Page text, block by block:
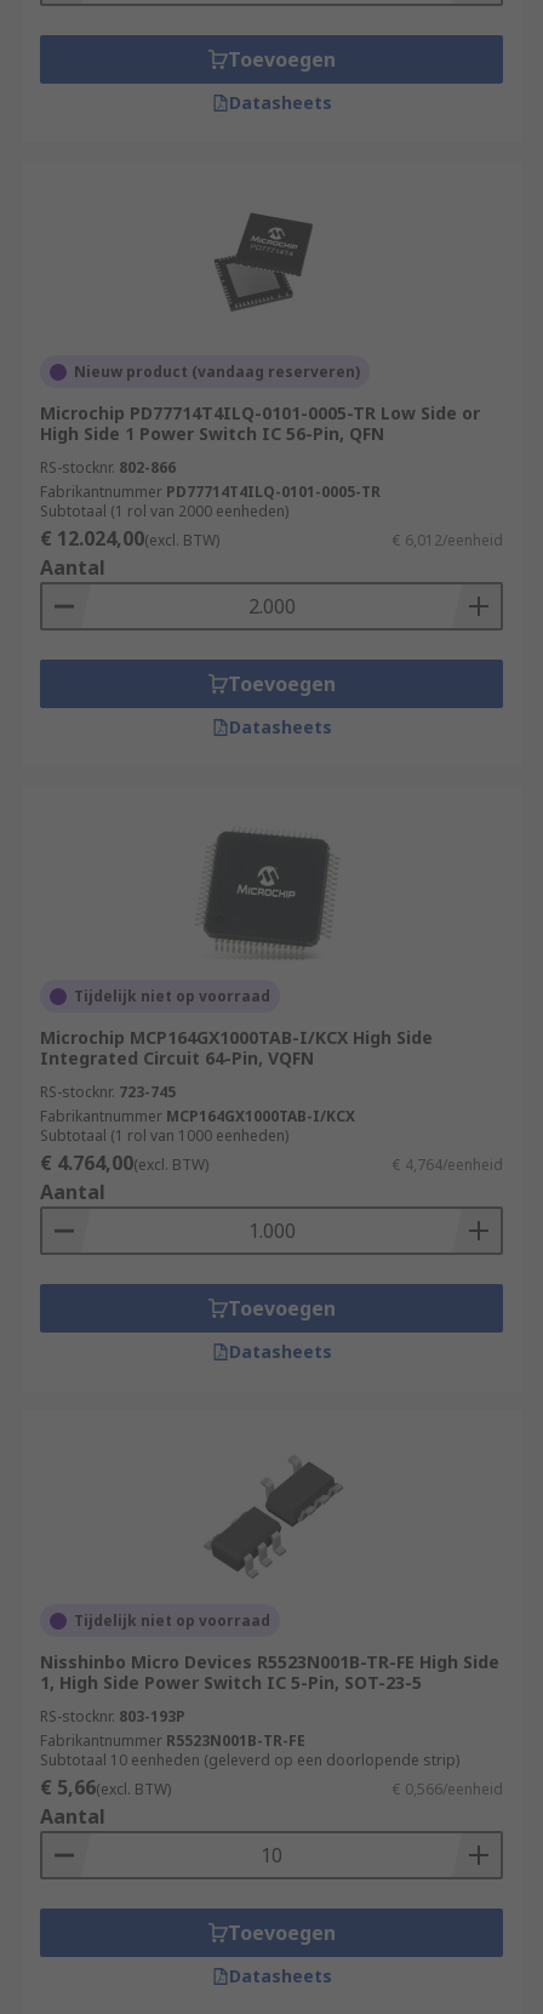
Toevoegen
Datasheets
Nieuw product (vandaag reserveren)
Microchip PD77714T4ILQ-0101-0005-TR Low Side or
High Side 1 Power Switch IC 56-Pin, QFN
RS-stocknr. 802-866
Fabrikantnummer PD77714T4ILQ-0101-0005-TR
Subtotaal (1 rol van 2000 eenheden)
€ 12.024,00(excl. BTW) € 6,012/eenheid
Aantal
Toevoegen
Datasheets
Tijdelijk niet op voorraad
Microchip MCP164GX1000TAB-I/KCX High Side
Integrated Circuit 64-Pin, VQFN
RS-stocknr. 723-745
Fabrikantnummer MCP164GX1000TAB-I/KCX
Subtotaal (1 rol van 1000 eenheden)
€ 4.764,00(excl. BTW) € 4,764/eenheid
Aantal
Toevoegen
Datasheets
Tijdelijk niet op voorraad
Nisshinbo Micro Devices R5523N001B-TR-FE High Side
1, High Side Power Switch IC 5-Pin, SOT-23-5
RS-stocknr. 803-193P
Fabrikantnummer R5523N001B-TR-FE
Subtotaal 10 eenheden (geleverd op een doorlopende strip)
€ 5,66(excl. BTW) € 0,566/eenheid
Aantal
Toevoegen
Datasheets